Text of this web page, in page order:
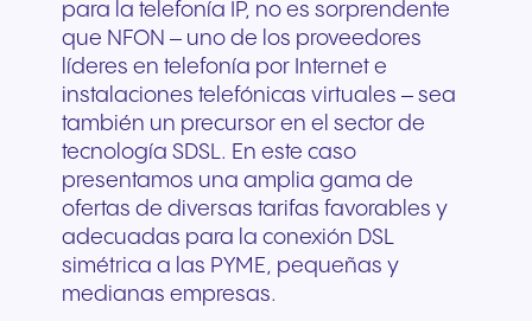
para la telefonía IP, no es sorprendente
que NFON – uno de los proveedores
líderes en telefonía por Internet e
instalaciones telefónicas virtuales – sea
también un precursor en el sector de
tecnología SDSL. En este caso
presentamos una amplia gama de
ofertas de diversas tarifas favorables y
adecuadas para la conexión DSL
simétrica a las PYME, pequeñas y
medianas empresas.